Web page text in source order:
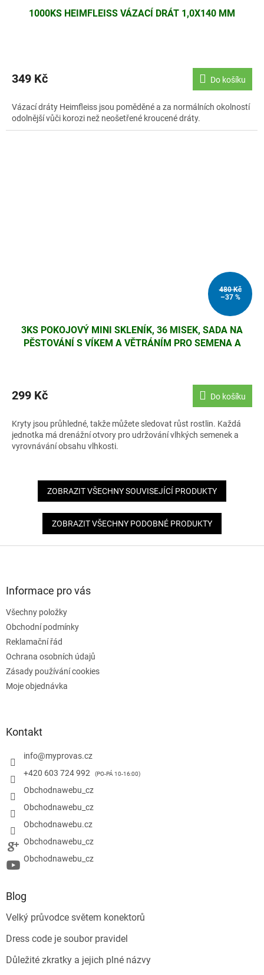
1000KS HEIMFLEISS VÁZACÍ DRÁT 1,0X140 MM
349 Kč Do košíku
Vázací dráty Heimfleiss jsou poměděné a za normálních okolností
odolnější vůči korozi než neošetřené kroucené dráty.
480 Kč
–37 %
3KS POKOJOVÝ MINI SKLENÍK, 36 MISEK, SADA NA
PĚSTOVÁNÍ S VÍKEM A VĚTRÁNÍM PRO SEMENA A
299 Kč Do košíku
Kryty jsou průhledné, takže můžete sledovat růst rostlin. Každá
jednotka má drenážní otvory pro udržování vlhkých semenek a
vyrovnávání obsahu vlhkosti.
ZOBRAZIT VŠECHNY SOUVISEJÍCÍ PRODUKTY
ZOBRAZIT VŠECHNY PODOBNÉ PRODUKTY
Informace pro vás
Všechny položky
Obchodní podmínky
Reklamační řád
Ochrana osobních údajů
Zásady používání cookies
Moje objednávka
Kontakt
info@myprovas.cz
+420 603 724 992
Obchodnawebu_cz
Obchodnawebu_cz
Obchodnawebu.cz
Obchodnawebu_cz
Obchodnawebu_cz
Blog
Velký průvodce světem konektorů
Dress code je soubor pravidel
Důležité zkratky a jejich plné názvy